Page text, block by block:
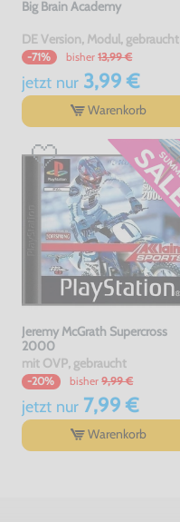
Big Brain Academy
DE Version, Modul, gebraucht
-71% bisher 13,99 €
jetzt nur3,99 €
Warenkorb
Jeremy McGrath Supercross
2000
mit OVP, gebraucht
-20% bisher 9,99 €
jetzt nur7,99 €
Warenkorb